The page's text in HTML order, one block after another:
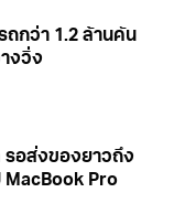
ถกว่า 1.2 ล้านคัน
งวิ่ง
รอส่งของยาวถึง
MacBook Pro